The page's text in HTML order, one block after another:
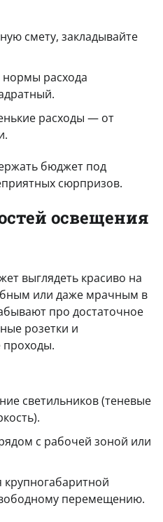
смету, закладывайте
нормы расхода
расходы — от
бюджет под
сюрпризов.
освещения
выглядеть красиво на
или даже мрачным в
про достаточное
розетки и
проходы.
светильников (теневые
с рабочей зоной или
перемещению.